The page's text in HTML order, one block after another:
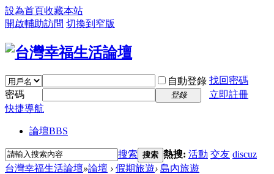
設為首頁收藏本站
開啟輔助訪問 切換到窄版
自動登錄 找回密碼
密碼
登錄
立即註冊
快捷導航
論壇BBS
搜索 搜索 熱搜: 活動 交友 discuz
台灣幸福生活論壇»論壇 › 假期旅遊› 島內旅遊